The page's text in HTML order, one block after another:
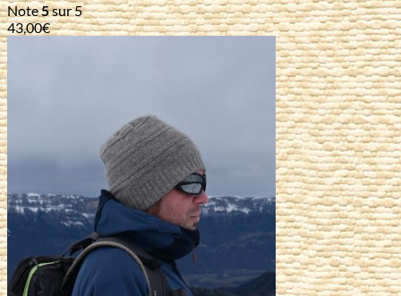
Note5sur 5
43,00€